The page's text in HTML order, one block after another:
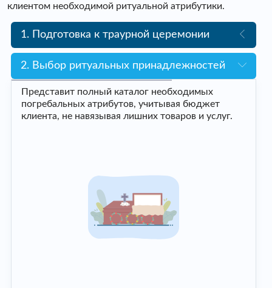
клиентом необходимой ритуальной атрибутики.
1. Подготовка к траурной церемонии
2. Выбор ритуальных принадлежностей
Представит полный каталог необходимых
погребальных атрибутов, учитывая бюджет
клиента, не навязывая лишних товаров и услуг.